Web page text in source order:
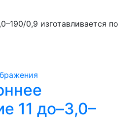
0,9 изготавливается по
11 до–3,0–